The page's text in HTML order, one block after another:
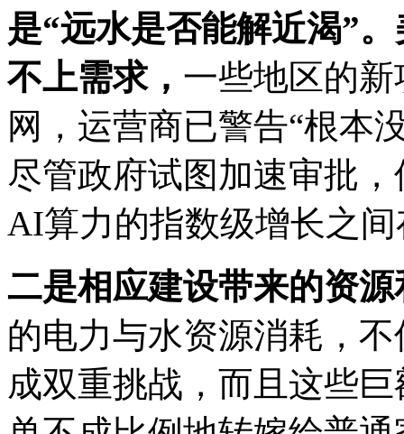
是“远水是否能解近渴”
不上需求， 一些地区的
网，运营商已警告“根本
尽管政府试图加速审批
AI算力的指数级增长之
二是相应建设带来的资
的电力与水资源消耗，
成双重挑战，而且这些